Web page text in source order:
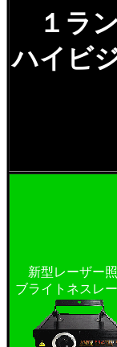
１ラ
ハイビ
新型レーザー
ブライトネスレ